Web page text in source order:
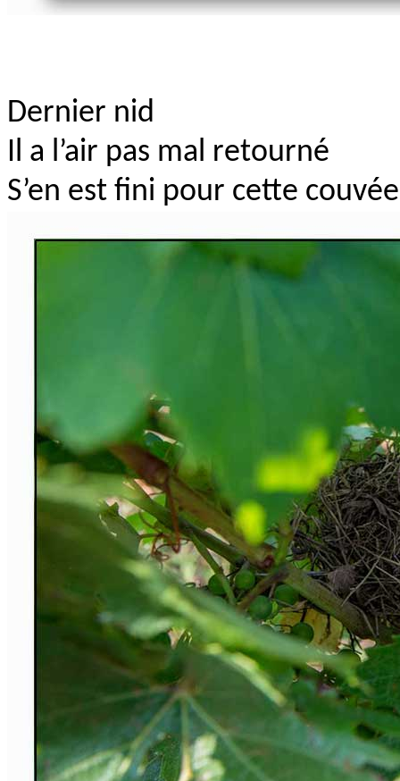
Dernier nid
Il a l’air pas mal retourné
S’en est fini pour cette couvée